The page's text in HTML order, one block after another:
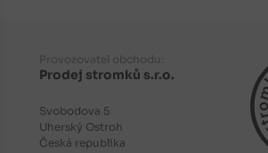
Provozovatel obchodu:
Prodej stromků s.r.o.
Svobodova 5
Uherský Ostroh
Česká republika